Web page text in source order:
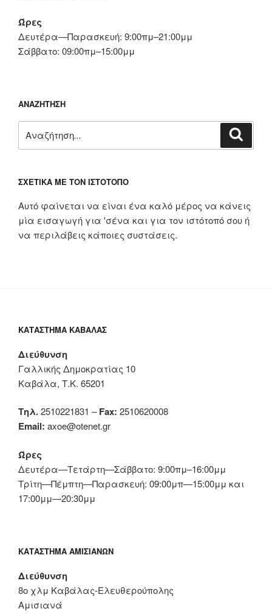
Ώρες
Δευτέρα—Παρασκευή: 9:00πμ–21:00μμ
Σάββατο: 09:00πμ–15:00μμ
ΑΝΑΖΉΤΗΣΗ
για:
ΣΧΕΤΙΚΆ ΜΕ ΤΟΝ ΙΣΤΌΤΟΠΟ
Αυτό φαίνεται να είναι ένα καλό μέρος να κάνεις
μία εισαγωγή για 'σένα και για τον ιστότοπό σου ή
να περιλάβεις κάποιες συστάσεις.
ΚΑΤΆΣΤΗΜΑ ΚΑΒΆΛΑΣ
Διεύθυνση
Γαλλικής Δημοκρατίας 10
Καβάλα, Τ.Κ. 65201
Τηλ.2510221831 –Fax: 2510620008
Email: axoe@otenet.gr
Ώρες
Δευτέρα—Τετάρτη—Σάββατο: 9:00πμ–16:00μμ
Τρίτη—Πέμπτη—Παρασκευή: 09:00μπ—15:00μμ και
17:00μμ—20:30μμ
ΚΑΤΆΣΤΗΜΑ ΑΜΙΣΙΑΝΏΝ
Διεύθυνση
8ο χλμ Καβάλας-Ελευθερούπολης
Αμισιανά